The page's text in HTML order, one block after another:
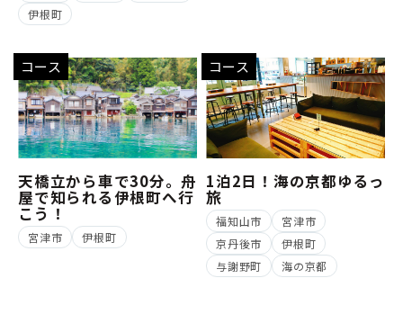
伊根町
コース
天橋立から車で30分。舟
屋で知られる伊根町へ行
こう！
宮津市 伊根町
コース
1泊2日！海の京都ゆるっ
旅
福知山市
宮津市
京丹後市
伊根町
与謝野町
海の京都